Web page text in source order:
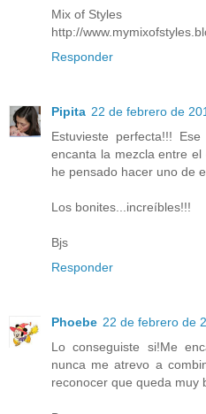
Mix of Styles
http://
Responder
Pipita 22 de febrero de
Estuvieste perfecta!!!
encanta la mezcla entre
he pensado hacer uno de
Los bonites...increíbles!!!
Bjs
Responder
Phoebe 22 de febrero de
Lo conseguiste si!Me
nunca me atrevo a
reconocer que queda muy